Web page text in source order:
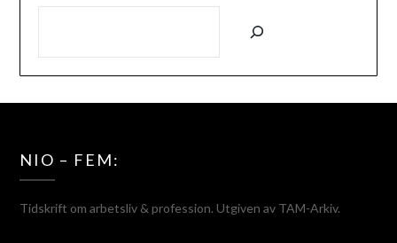
NIO – FEM:
Tidskrift om arbetsliv & profession. Utgiven av TAM-Arkiv.